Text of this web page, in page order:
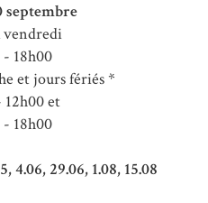
septembre
vendredi
- 18h00
et jours fériés *
12h00 et
- 18h00
4.06, 29.06, 1.08, 15.08